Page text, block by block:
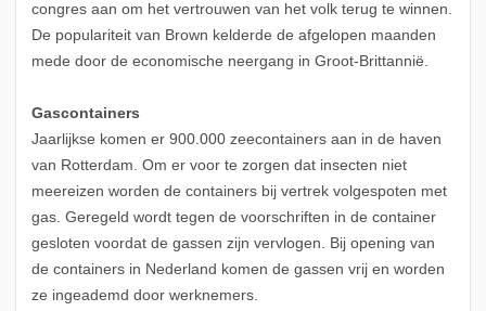
congres aan om het vertrouwen van het volk terug te winnen.
De populariteit van Brown kelderde de afgelopen maanden
mede door de economische neergang in Groot-Brittannië.
Gascontainers
Jaarlijkse komen er 900.000 zeecontainers aan in de haven
van Rotterdam. Om er voor te zorgen dat insecten niet
meereizen worden de containers bij vertrek volgespoten met
gas. Geregeld wordt tegen de voorschriften in de container
gesloten voordat de gassen zijn vervlogen. Bij opening van
de containers in Nederland komen de gassen vrij en worden
ze ingeademd door werknemers.